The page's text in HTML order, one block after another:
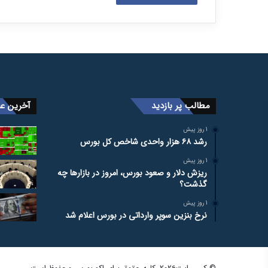
مطالب پر بازدید
1 روز پیش
رشد ۶۸ هزار واحدی شاخص کل بورس
1 روز پیش
ریزش دلار و صعود بورس، امروز در بازارها چه
گذشت؟
1 روز پیش
نرخ بنزین سوپر وارداتی در بورس اعلام شد
آخرین